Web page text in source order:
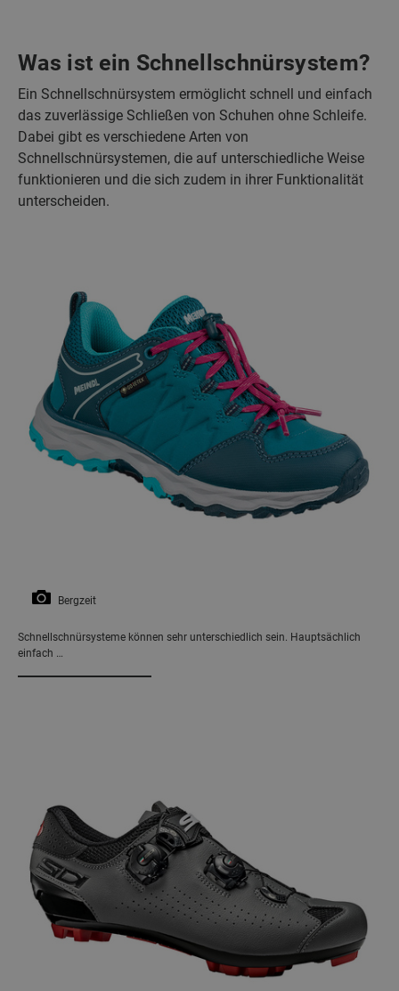
Was ist ein Schnellschnürsystem?
Ein Schnellschnürsystem ermöglicht schnell und einfach
das zuverlässige Schließen von Schuhen ohne Schleife.
Dabei gibt es verschiedene Arten von
Schnellschnürsystemen, die auf unterschiedliche Weise
funktionieren und die sich zudem in ihrer Funktionalität
unterscheiden.
Bergzeit
Schnellschnürsysteme können sehr unterschiedlich sein. Hauptsächlich
einfach …